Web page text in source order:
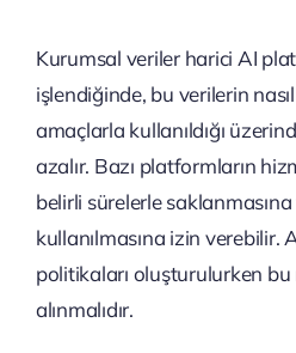
Kurumsal veriler harici AI
işlendiğinde, bu verilerin
amaçlarla kullanıldığı
azalır. Bazı platformların
belirli sürelerle
kullanılmasına izin verebilir.
politikaları oluşturulurken
alınmalıdır.